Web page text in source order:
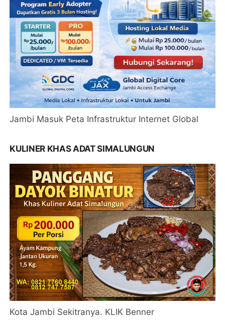
Jambi Masuk Peta Infrastruktur Internet Global
KULINER KHAS ADAT SIMALUNGUN
Kota Jambi Sekitranya. KLIK Benner